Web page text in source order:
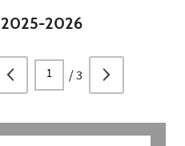
2025-2026
/3